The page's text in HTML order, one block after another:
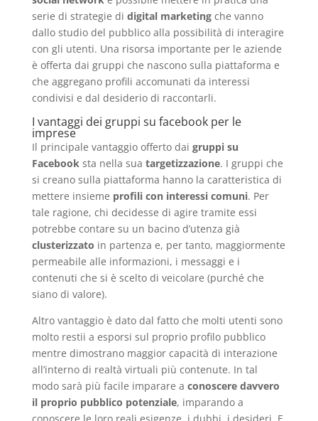
serie di strategie di digital marketingche vanno
dallo studio del pubblico alla possibilità di interagire
con gli utenti. Una risorsa importante per le aziende
è offerta dai gruppi che nascono sulla piattaforma e
che aggregano profili accomunati da interessi
condivisi e dal desiderio di raccontarli.
I vantaggi dei gruppi su facebook per le
imprese
Il principale vantaggio offerto dai gruppi su
Facebook sta nella sua targetizzazione. I gruppi che
si creano sulla piattaforma hanno la caratteristica di
mettere insieme profili con interessi comuni. Per
tale ragione, chi decidesse di agire tramite essi
potrebbe contare su un bacino d’utenza già
clusterizzato in partenza e, per tanto, maggiormente
permeabile alle informazioni, i messaggi e i
contenuti che si è scelto di veicolare (purché che
siano di valore).
Altro vantaggio è dato dal fatto che molti utenti sono
molto restii a esporsi sul proprio profilo pubblico
mentre dimostrano maggior capacità di interazione
all’interno di realtà virtuali più contenute. In tal
modo sarà più facile imparare a conoscere davvero
il proprio pubblico potenziale, imparando a